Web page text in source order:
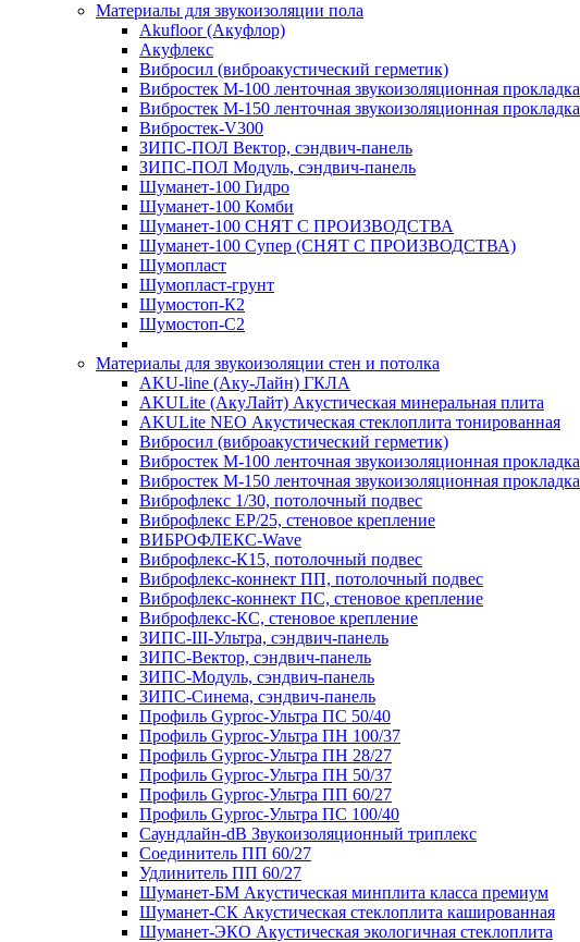
Материалы для звукоизоляции пола
Akufloor (Акуфлор)
Акуфлекс
Вибросил (виброакустический герметик)
Вибростек М-100 ленточная звукоизоляционная прокладка
Вибростек М-150 ленточная звукоизоляционная прокладка
Вибростек-V300
ЗИПС-ПОЛ Вектор, сэндвич-панель
ЗИПС-ПОЛ Модуль, сэндвич-панель
Шуманет-100 Гидро
Шуманет-100 Комби
Шуманет-100 СНЯТ С ПРОИЗВОДСТВА
Шуманет-100 Супер (СНЯТ С ПРОИЗВОДСТВА)
Шумопласт
Шумопласт-грунт
Шумостоп-К2
Шумостоп-С2
Материалы для звукоизоляции стен и потолка
AKU-line (Aку-Лайн) ГКЛА
AKULite (АкуЛайт) Акустическая минеральная плита
AKULite NEO Акустическая стеклоплита тонированная
Вибросил (виброакустический герметик)
Вибростек М-100 ленточная звукоизоляционная прокладка
Вибростек М-150 ленточная звукоизоляционная прокладка
Виброфлекс 1/30, потолочный подвес
Виброфлекс EP/25, стеновое крепление
ВИБРОФЛЕКС-Wave
Виброфлекс-К15, потолочный подвес
Виброфлекс-коннект ПП, потолочный подвес
Виброфлекс-коннект ПС, стеновое крепление
Виброфлекс-КС, стеновое крепление
ЗИПС-III-Ультра, сэндвич-панель
ЗИПС-Вектор, сэндвич-панель
ЗИПС-Модуль, сэндвич-панель
ЗИПС-Синема, сэндвич-панель
Профиль Gyproc-Ультра ПC 50/40
Профиль Gyproc-Ультра ПН 100/37
Профиль Gyproc-Ультра ПН 28/27
Профиль Gyproc-Ультра ПН 50/37
Профиль Gyproc-Ультра ПП 60/27
Профиль Gyproc-Ультра ПС 100/40
Саундлайн-dB Звукоизоляционный триплекс
Соединитель ПП 60/27
Удлинитель ПП 60/27
Шуманет-БМ Акустическая минплита класса премиум
Шуманет-СК Акустическая стеклоплита кашированная
Шуманет-ЭКО Акустическая экологичная стеклоплита